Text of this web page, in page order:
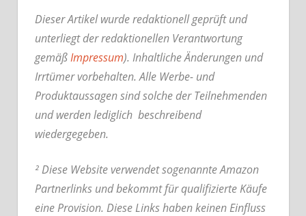
Dieser Artikel wurde redaktionell geprüft und
unterliegt der redaktionellen Verantwortung
gemäßImpressum). Inhaltliche Änderungen und
Irrtümer vorbehalten. Alle Werbe- und
Produktaussagen sind solche der Teilnehmenden
und werden lediglich beschreibend
wiedergegeben.
² Diese Website verwendet sogenannte Amazon
Partnerlinks und bekommt für qualifizierte Käufe
eine Provision. Diese Links haben keinen Einfluss